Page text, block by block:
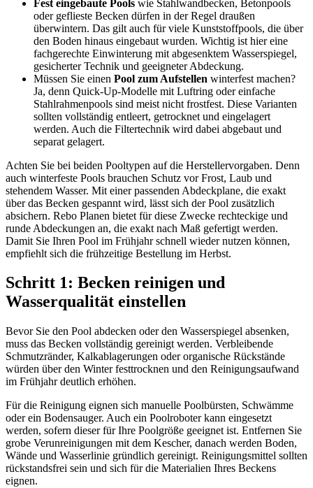
Fest eingebaute Pools wie Stahlwandbecken, Betonpools
oder geflieste Becken dürfen in der Regel draußen
überwintern. Das gilt auch für viele Kunststoffpools, die über
den Boden hinaus eingebaut wurden. Wichtig ist hier eine
fachgerechte Einwinterung mit abgesenktem Wasserspiegel,
gesicherter Technik und geeigneter Abdeckung.
Müssen Sie einen Pool zum Aufstellen winterfest machen?
Ja, denn Quick-Up-Modelle mit Luftring oder einfache
Stahlrahmenpools sind meist nicht frostfest. Diese Varianten
sollten vollständig entleert, getrocknet und eingelagert
werden. Auch die Filtertechnik wird dabei abgebaut und
separat gelagert.
Achten Sie bei beiden Pooltypen auf die Herstellervorgaben. Denn
auch winterfeste Pools brauchen Schutz vor Frost, Laub und
stehendem Wasser. Mit einer passenden Abdeckplane, die exakt
über das Becken gespannt wird, lässt sich der Pool zusätzlich
absichern. Rebo Planen bietet für diese Zwecke rechteckige und
runde Abdeckungen an, die exakt nach Maß gefertigt werden.
Damit Sie Ihren Pool im Frühjahr schnell wieder nutzen können,
empfiehlt sich die frühzeitige Bestellung im Herbst.
Schritt 1: Becken reinigen und
Wasserqualität einstellen
Bevor Sie den Pool abdecken oder den Wasserspiegel absenken,
muss das Becken vollständig gereinigt werden. Verbleibende
Schmutzränder, Kalkablagerungen oder organische Rückstände
würden über den Winter festtrocknen und den Reinigungsaufwand
im Frühjahr deutlich erhöhen.
Für die Reinigung eignen sich manuelle Poolbürsten, Schwämme
oder ein Bodensauger. Auch ein Poolroboter kann eingesetzt
werden, sofern dieser für Ihre Poolgröße geeignet ist. Entfernen Sie
grobe Verunreinigungen mit dem Kescher, danach werden Boden,
Wände und Wasserlinie gründlich gereinigt. Reinigungsmittel sollten
rückstandsfrei sein und sich für die Materialien Ihres Beckens
eignen.